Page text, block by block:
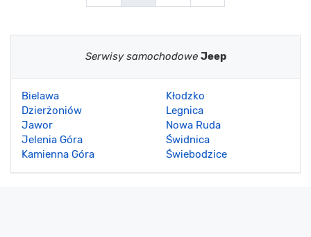
Serwisy samochodowe Jeep
Bielawa
Dzierżoniów
Jawor
Jelenia Góra
Kamienna Góra
Kłodzko
Legnica
Nowa Ruda
Świdnica
Świebodzice